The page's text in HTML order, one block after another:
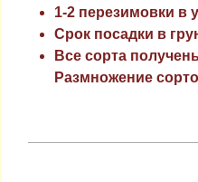
1-2 перезимовки в
Срок посадки в
Все сорта
Размножение